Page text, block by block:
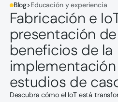
Blog>Educación y experiencia
Fabricación e
presentación
beneficios de la
estudios de
Descubra cómo el IoT está